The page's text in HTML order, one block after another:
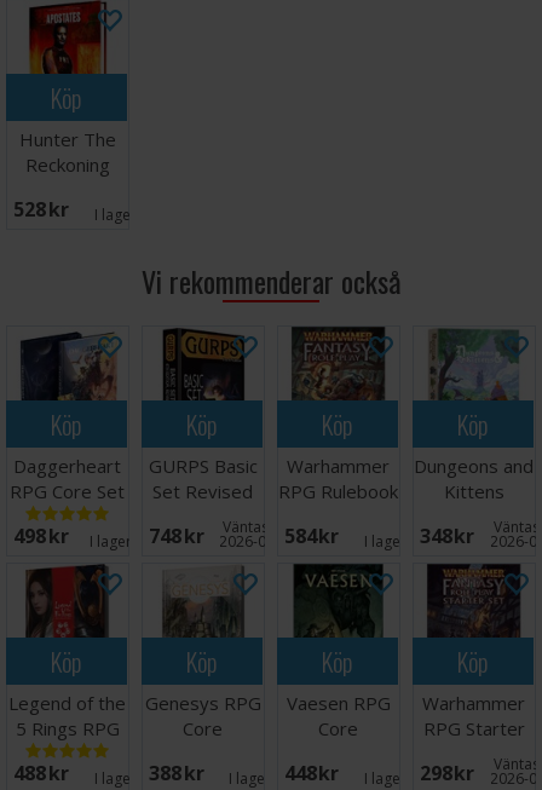
En inbunden bok med ett bokmärke
Introducerar Hunters of the World of Darkness till 5th
Edition
Innehåller kapitel om karaktärsskapande, övernaturliga
hot och rivaliserande organisationer
Köp
Hunter The
Reckoning
Apostates
528 SEK I lager:
Vi rekommenderar också
Köp
Daggerheart
RPG Core Set
498 SEK I lager: 14
Köp
GURPS Basic
Set Revised
4th Edition
748 SEK Väntas in:
2026-09-30
Köp
Warhammer
RPG Rulebook
584 SEK I lager: 1
Köp
Dungeons and
Kittens
Starter Set
348 SEK 2026-
Köp
Legend of the
5 Rings RPG
Core
Rulebook
488 SEK I lager: 2
Köp
Genesys RPG
Core
388 SEK I lager: 2
Köp
Vaesen RPG
Core
448 SEK I lager: 2
Köp
Warhammer
RPG Starter
298 SEK 2026-